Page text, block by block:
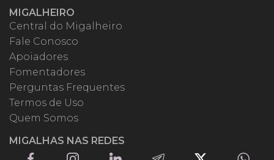
MIGALHEIRO
Central do Migalheiro
Fale Conosco
Apoiadores
Fomentadores
Perguntas Frequentes
Termos de Uso
Quem Somos
MIGALHAS NAS REDES